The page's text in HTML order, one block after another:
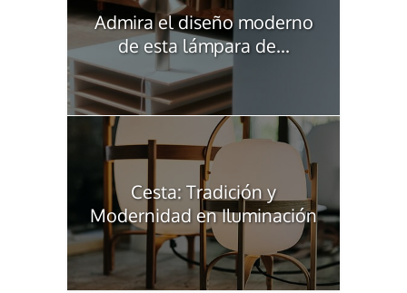
Admira el diseño moderno
de esta lámpara de...
Cesta: Tradición y
Modernidad en Iluminación